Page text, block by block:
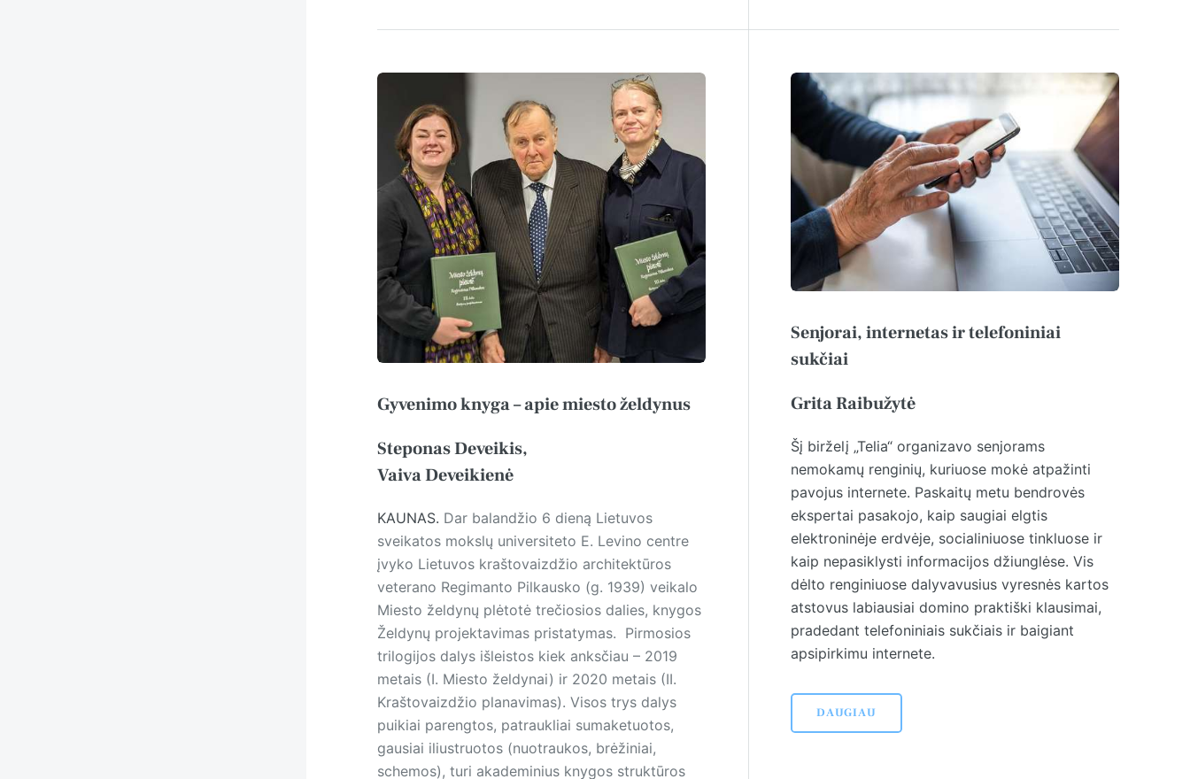
Gyvenimo knyga – apie miesto želdynus
Steponas Deveikis,
Vaiva Deveikienė
KAUNAS. Dar balandžio 6 dieną Lietuvos
sveikatos mokslų universiteto E. Levino centre
įvyko Lietuvos kraštovaizdžio architektūros
veterano Regimanto Pilkausko (g. 1939) veikalo
Miesto želdynų plėtotė trečiosios dalies, knygos
Želdynų projektavimas pristatymas. Pirmosios
trilogijos dalys išleistos kiek anksčiau – 2019
metais (I. Miesto želdynai) ir 2020 metais (II.
Kraštovaizdžio planavimas). Visos trys dalys
puikiai parengtos, patraukliai sumaketuotos,
gausiai iliustruotos (nuotraukos, brėžiniai,
schemos), turi akademinius knygos struktūros
Senjorai, internetas ir telefoniniai
sukčiai
Grita Raibužytė
Šį birželį „Telia“ organizavo senjorams
nemokamų renginių, kuriuose mokė atpažinti
pavojus internete. Paskaitų metu bendrovės
ekspertai pasakojo, kaip saugiai elgtis
elektroninėje erdvėje, socialiniuose tinkluose ir
kaip nepasiklysti informacijos džiunglėse. Vis
dėlto renginiuose dalyvavusius vyresnės kartos
atstovus labiausiai domino praktiški klausimai,
pradedant telefoniniais sukčiais ir baigiant
apsipirkimu internete.
DAUGIAU